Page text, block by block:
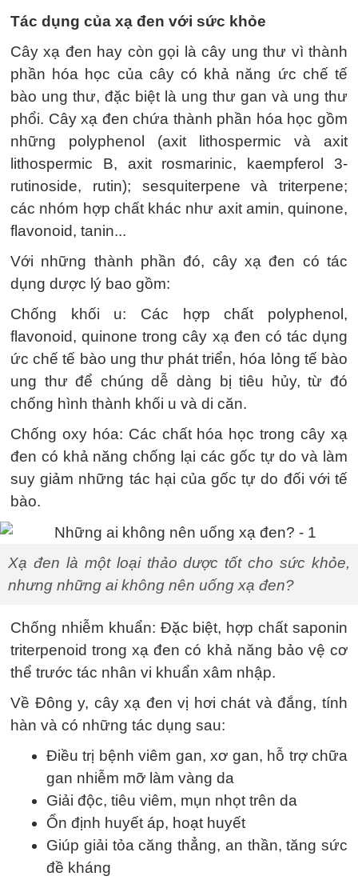
Tác dụng của xạ đen với sức khỏe
Cây xạ đen hay còn gọi là cây ung thư vì thành
phần hóa học của cây có khả năng ức chế tế
bào ung thư, đặc biệt là ung thư gan và ung thư
phổi. Cây xạ đen chứa thành phần hóa học gồm
những polyphenol (axit lithospermic và axit
lithospermic B, axit rosmarinic, kaempferol 3-
rutinoside, rutin); sesquiterpene và triterpene;
các nhóm hợp chất khác như axit amin, quinone,
flavonoid, tanin...
Với những thành phần đó, cây xạ đen có tác
dụng dược lý bao gồm:
Chống khối u: Các hợp chất polyphenol,
flavonoid, quinone trong cây xạ đen có tác dụng
ức chế tế bào ung thư phát triển, hóa lỏng tế bào
ung thư để chúng dễ dàng bị tiêu hủy, từ đó
chống hình thành khối u và di căn.
Chống oxy hóa: Các chất hóa học trong cây xạ
đen có khả năng chống lại các gốc tự do và làm
suy giảm những tác hại của gốc tự do đối với tế
bào.
Xạ đen là một loại thảo dược tốt cho sức khỏe,
nhưng những ai không nên uống xạ đen?
Chống nhiễm khuẩn: Đặc biệt, hợp chất saponin
triterpenoid trong xạ đen có khả năng bảo vệ cơ
thể trước tác nhân vi khuẩn xâm nhập.
Về Đông y, cây xạ đen vị hơi chát và đắng, tính
hàn và có những tác dụng sau:
Điều trị bệnh viêm gan, xơ gan, hỗ trợ chữa
gan nhiễm mỡ làm vàng da
Giải độc, tiêu viêm, mụn nhọt trên da
Ổn định huyết áp, hoạt huyết
Giúp giải tỏa căng thẳng, an thần, tăng sức
đề kháng